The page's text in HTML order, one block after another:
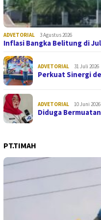
ADVETORIAL 3 Agustus 2026
Inflasi Bangka Belitung di
ADVETORIAL 31 Juli 2026
Perkuat Sinergi
ADVETORIAL 10 Juni 2026
Diduga
PT.TIMAH